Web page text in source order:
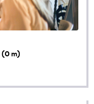
(0 m)